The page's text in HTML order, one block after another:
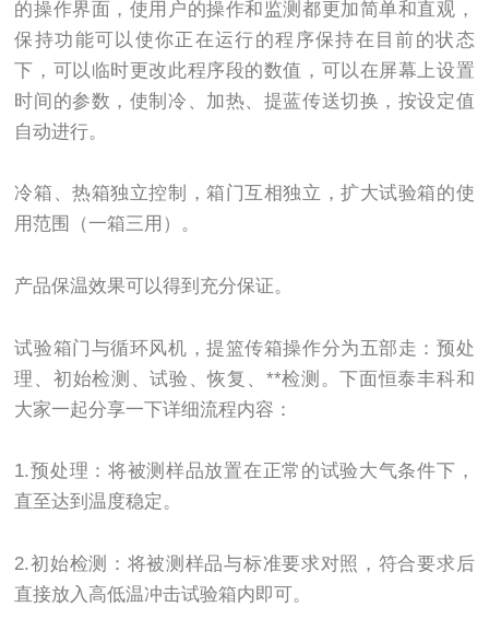
的操作界面，使用户的操作和监测都更加简单和直观，
保持功能可以使你正在运行的程序保持在目前的状态
下，可以临时更改此程序段的数值，可以在屏幕上设置
时间的参数，使制冷、加热、提蓝传送切换，按设定值
自动进行。
冷箱、热箱独立控制，箱门互相独立，扩大试验箱的使
用范围（一箱三用）。
产品保温效果可以得到充分保证。
试验箱门与循环风机，提篮传箱操作分为五部走：预处
理、初始检测、试验、恢复、**检测。下面恒泰丰科和
大家一起分享一下详细流程内容：
1.预处理：将被测样品放置在正常的试验大气条件下，
直至达到温度稳定。
2.初始检测：将被测样品与标准要求对照，符合要求后
直接放入高低温冲击试验箱内即可。